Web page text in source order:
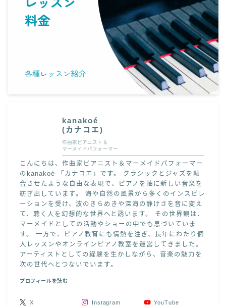
エ)"
width="
90"
height="
90" />
kanakoé
(カナコエ)
作曲家ピアニスト＆
マーメイドパフォーマー
こんにちは、作曲家ピアニスト＆マーメイドパフォーマー
のkanakoé 「カナコエ」です。 クラシックとジャズを融
合させたような自由な表現で、ピアノを軸に新しい音楽を
紡ぎ出しています。 海や自然の風景から多くのインスピレ
ーションを受け、波のきらめきや深海の静けさを音に変え
て、聴く人を幻想的な世界へと誘います。 その世界観は、
マーメイドとしての活動やショーの中でも息づいていま
す。 一方で、ピアノ教育にも情熱を注ぎ、長年にわたり個
人レッスンやオンラインピアノ教室を運営してきました。
アーティストとしての経験を生かしながら、音楽の魅力を
次の世代へとつないでいます。
プロフィールを読む
X Instagram
YouTube